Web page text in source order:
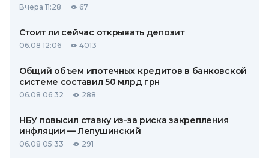
Вчера 11:28 67
Стоит ли сейчас открывать депозит
06.08 12:06 4013
Общий объем ипотечных кредитов в банковской
системе составил 50 млрд грн
06.08 06:32 288
НБУ повысил ставку из-за риска закрепления
инфляции — Лепушинский
06.08 05:33 291